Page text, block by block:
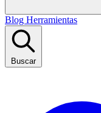
Blog Herramientas
Buscar